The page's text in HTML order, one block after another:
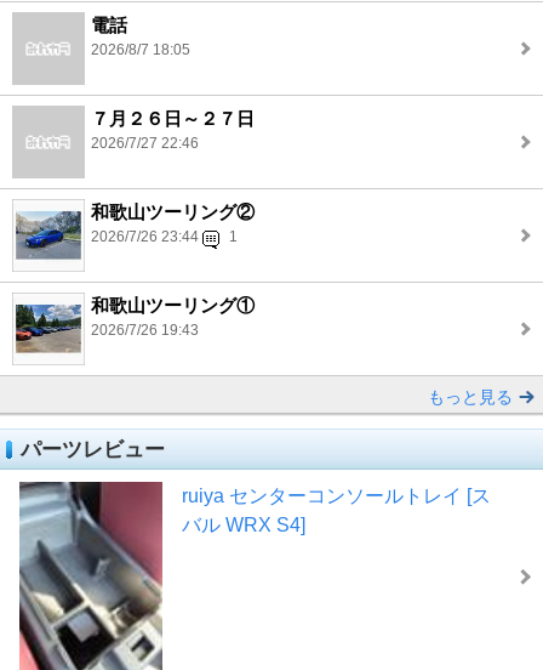
電話
2026/8/7 18:05
７月２６日～２７日
2026/7/27 22:46
和歌山ツーリング②
2026/7/26 23:44 1
和歌山ツーリング①
2026/7/26 19:43
もっと見る
パーツレビュー
ruiya センターコンソールトレイ [ス
バル WRX S4]